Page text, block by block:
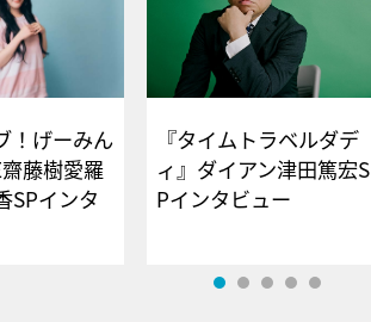
！げーみん
藤樹愛羅
SPインタ
『タイムトラベルダデ
ィ』ダイアン津田篤宏S
Pインタビュー